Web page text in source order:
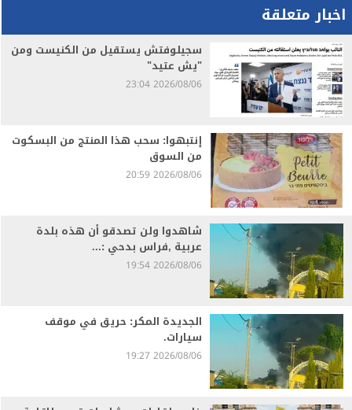
اخبار متعلقة
سجيلوفتش يستقيل من الكنيست ومن
"يش عتيد"
2026/08/06 23:04
إنتبهوا: سحب هذا المنتج من البسكوت
من السوق
2026/08/06 20:59
شاهدوا ولن تصدقو أن هذه بلدة
عربية ,فراس بدحي :...
2026/08/06 19:54
الجديدة المكر: حريق في موقف
سيارات.
2026/08/06 19:27